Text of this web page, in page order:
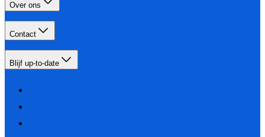
Over ons
Contact
Blijf up-to-date